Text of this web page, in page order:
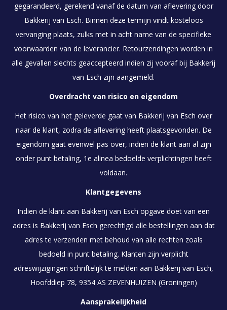
gegarandeerd, gerekend vanaf de datum van aflevering door
Bakkerij van Esch. Binnen deze termijn vindt kosteloos
vervanging plaats, zulks met in acht name van de specifieke
voorwaarden van de leverancier. Retourzendingen worden in
alle gevallen slechts geaccepteerd indien zij vooraf bij Bakkerij
van Esch zijn aangemeld.
Overdracht van risico en eigendom
Het risico van het geleverde gaat van Bakkerij van Esch over
naar de klant, zodra de aflevering heeft plaatsgevonden. De
eigendom gaat evenwel pas over, indien de klant aan al zijn
onder punt betaling, 1e alinea bedoelde verplichtingen heeft
voldaan.
Klantgegevens
Indien de klant aan Bakkerij van Esch opgave doet van een
adres is Bakkerij van Esch gerechtigd alle bestellingen aan dat
adres te verzenden met behoud van alle rechten zoals
bedoeld in punt betaling. Klanten zijn verplicht
adreswijzigingen schriftelijk te melden aan Bakkerij van Esch,
Hoofddiep 78, 9354 AS ZEVENHUIZEN (Groningen)
Aansprakelijkheid